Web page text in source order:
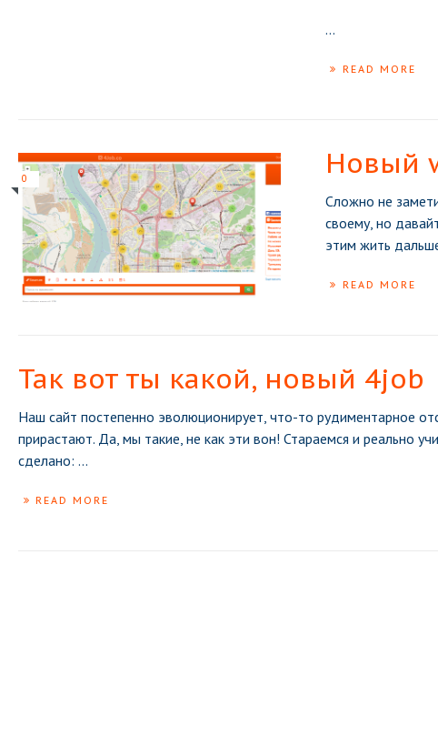
...
READ MORE
0 Новый
Сложно не
своему, но
этим жить
READ MORE
Так вот ты какой, новый 4job
Наш сайт постепенно эволюционирует, что-то рудиментарное
прирастают. Да, мы такие, не как эти вон! Стараемся и реально
сделано: ...
READ MORE